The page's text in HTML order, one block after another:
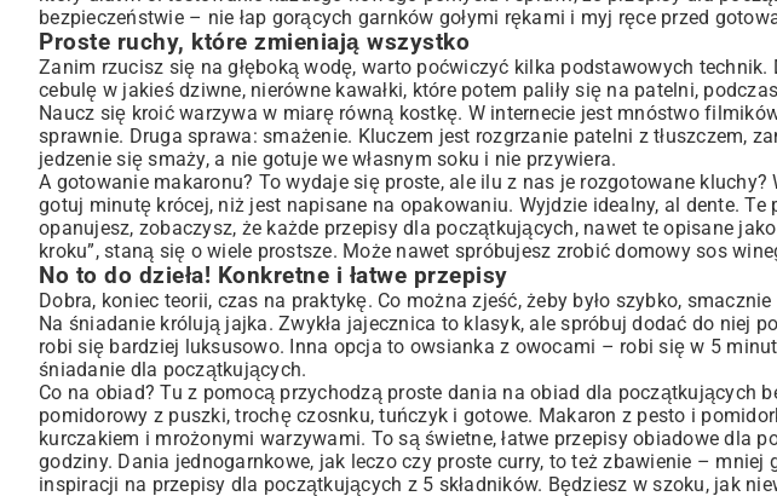
bezpieczeństwie – nie łap gorących garnków gołymi rękami i myj ręce przed
Proste ruchy, które zmieniają wszystko
Zanim rzucisz się na głęboką wodę, warto poćwiczyć kilka podstawowych technik.
cebulę w jakieś dziwne, nierówne kawałki, które potem paliły się na patelni,
Naucz się kroić warzywa w miarę równą kostkę. W internecie jest mnóstwo
sprawnie. Druga sprawa: smażenie. Kluczem jest rozgrzanie patelni z tłuszczem,
jedzenie się smaży, a nie gotuje we własnym soku i nie przywiera.
A gotowanie makaronu? To wydaje się proste, ale ilu z nas je rozgotowane
gotuj minutę krócej, niż jest napisane na opakowaniu. Wyjdzie idealny, al dente.
opanujesz, zobaczysz, że każde przepisy dla początkujących, nawet te opisane
kroku”, staną się o wiele prostsze. Może nawet spróbujesz zrobić domowy sos
No to do dzieła! Konkretne i łatwe przepisy
Dobra, koniec teorii, czas na praktykę. Co można zjeść, żeby było szybko,
Na śniadanie królują jajka. Zwykła jajecznica to klasyk, ale spróbuj dodać do niej
robi się bardziej luksusowo. Inna opcja to owsianka z owocami – robi się w 5
śniadanie dla początkujących.
Co na obiad? Tu z pomocą przychodzą proste dania na obiad dla początkujących
pomidorowy z puszki, trochę czosnku, tuńczyk i gotowe. Makaron z pesto i
kurczakiem i mrożonymi warzywami. To są świetne, łatwe przepisy obiadowe dla
godziny. Dania jednogarnkowe, jak leczo czy proste curry, to też zbawienie –
inspiracji na przepisy dla początkujących z 5 składników. Będziesz w szoku, jak